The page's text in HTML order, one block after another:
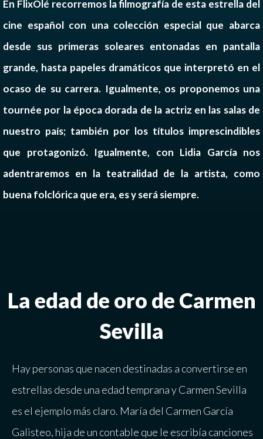
En FlixOlé recorremos la filmografía de esta estrella del
cine español con una colección especial que abarca
desde sus primeras soleares entonadas en pantalla
grande, hasta papeles dramáticos que interpretó en el
ocaso de su carrera. Igualmente, os proponemos una
tournée por la época dorada de la actriz en las salas de
nuestro país; también por los títulos imprescindibles
que protagonizó. Igualmente, con Lidia García nos
adentraremos en la teatralidad de la artista, como
buena folclórica que era, es y será siempre.
La edad de oro de Carmen
Sevilla
Hay personas que nacen destinadas a convertirse en
estrellas desde una edad temprana y Carmen Sevilla
es el ejemplo más claro. María del Carmen García
Galisteo, hija de un contable que le escribía canciones